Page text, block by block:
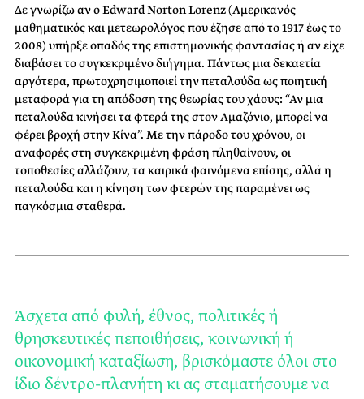
Δε γνωρίζω αν ο Edward Norton Lorenz (Αμερικανός
μαθηματικός και μετεωρολόγος που έζησε από το 1917 έως το
2008) υπήρξε οπαδός της επιστημονικής φαντασίας ή αν είχε
διαβάσει το συγκεκριμένο διήγημα. Πάντως μια δεκαετία
αργότερα, πρωτοχρησιμοποιεί την πεταλούδα ως ποιητική
μεταφορά για τη απόδοση της θεωρίας του χάους: “Αν μια
πεταλούδα κινήσει τα φτερά της στον Αμαζόνιο, μπορεί να
φέρει βροχή στην Κίνα”. Με την πάροδο του χρόνου, οι
αναφορές στη συγκεκριμένη φράση πληθαίνουν, οι
τοποθεσίες αλλάζουν, τα καιρικά φαινόμενα επίσης, αλλά η
πεταλούδα και η κίνηση των φτερών της παραμένει ως
παγκόσμια σταθερά.
Άσχετα από φυλή, έθνος, πολιτικές ή
θρησκευτικές πεποιθήσεις, κοινωνική ή
οικονομική καταξίωση, βρισκόμαστε όλοι στο
ίδιο δέντρο-πλανήτη κι ας σταματήσουμε να